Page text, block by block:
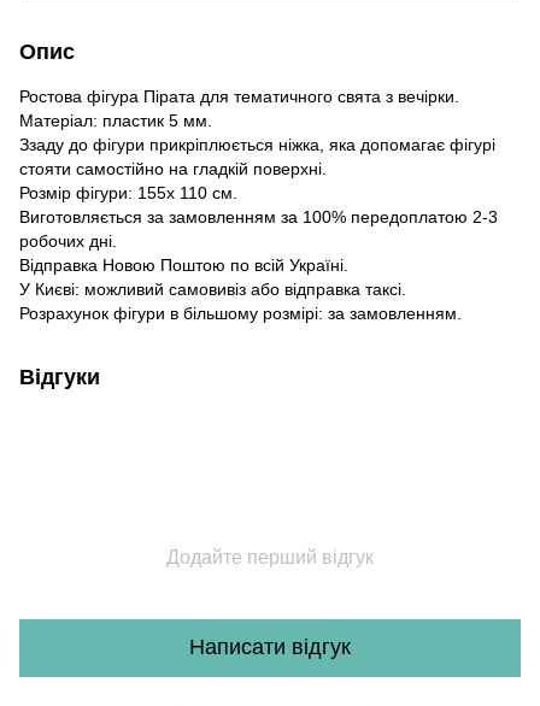
Опис
Ростова фігура Пірата для тематичного свята з вечірки.
Матеріал: пластик 5 мм.
Ззаду до фігури прикріплюється ніжка, яка допомагає фігурі
стояти самостійно на гладкій поверхні.
Розмір фігури: 155х 110 см.
Виготовляється за замовленням за 100% передоплатою 2-3
робочих дні.
Відправка Новою Поштою по всій Україні.
У Києві: можливий самовивіз або відправка таксі.
Розрахунок фігури в більшому розмірі: за замовленням.
Відгуки
Додайте перший відгук
Написати відгук